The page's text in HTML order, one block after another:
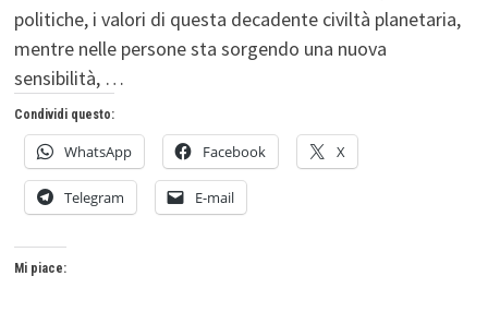
politiche, i valori di questa decadente civiltà planetaria,
mentre nelle persone sta sorgendo una nuova
sensibilità, …
Condividi questo:
WhatsApp Facebook X
Telegram E-mail
Mi piace: